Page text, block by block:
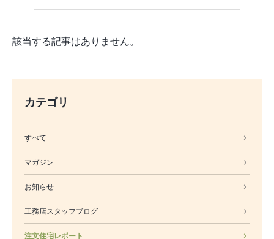
該当する記事はありません。
カテゴリ
すべて
マガジン
お知らせ
工務店スタッフブログ
注文住宅レポート